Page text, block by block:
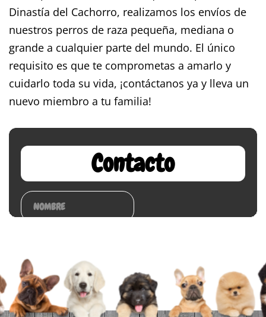
Dinastía del Cachorro, realizamos los envíos de
nuestros perros de raza pequeña, mediana o
grande a cualquier parte del mundo. El único
requisito es que te comprometas a amarlo y
cuidarlo toda su vida, ¡contáctanos ya y lleva un
nuevo miembro a tu familia!